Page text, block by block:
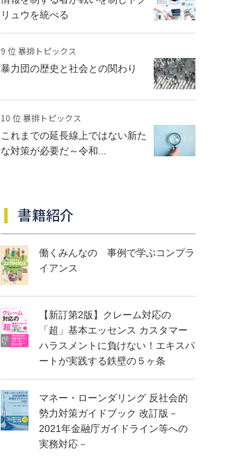
リュウを統べる
9 位 暴排トピックス
暴力団の歴史と社会との関わり
10 位 暴排トピックス
これまでの延長線上ではない新た
な対策が必要だ～令和...
書籍紹介
働くみんなの 事例で学ぶコンプラ
イアンス
【新訂第2版】クレーム対応の
「超」基本エッセンス カスタマー
ハラスメントに負けない！エキスパ
ートが実践する鉄壁の５ヶ条
マネー・ローンダリング 反社会的
勢力対策ガイドブック 改訂版－
2021年金融庁ガイドライン等への
実務対応－